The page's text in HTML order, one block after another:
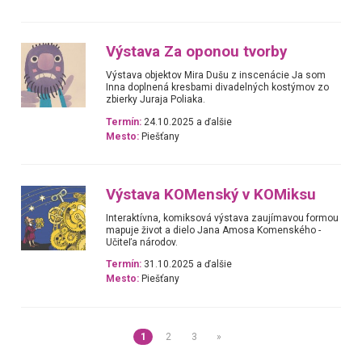
Výstava Za oponou tvorby
Výstava objektov Mira Dušu z inscenácie Ja som
Inna doplnená kresbami divadelných kostýmov zo
zbierky Juraja Poliaka.
Termín: 24.10.2025 a ďalšie
Mesto: Piešťany
Výstava KOMenský v KOMiksu
Interaktívna, komiksová výstava zaujímavou formou
mapuje život a dielo Jana Amosa Komenského -
Učiteľa národov.
Termín: 31.10.2025 a ďalšie
Mesto: Piešťany
1 2 3 »